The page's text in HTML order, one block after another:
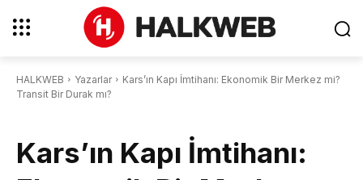
HALKWEB Yazarlar
Kars’ın Kapı İmtihanı: Ekonomik Bir Merkez mi?
Transit Bir Durak mı?
Kars’ın Kapı İmtihanı: